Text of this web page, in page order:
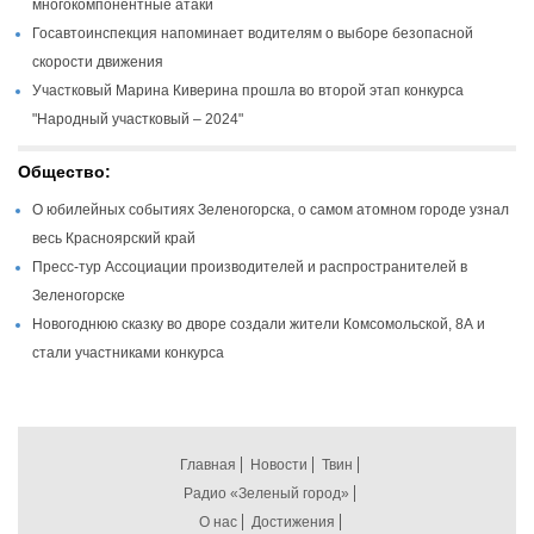
многокомпонентные атаки
Госавтоинспекция напоминает водителям о выборе безопасной
скорости движения
Участковый Марина Киверина прошла во второй этап конкурса
"Народный участковый – 2024"
Общество:
О юбилейных событиях Зеленогорска, о самом атомном городе узнал
весь Красноярский край
Пресс-тур Ассоциации производителей и распространителей в
Зеленогорске
Новогоднюю сказку во дворе создали жители Комсомольской, 8А и
стали участниками конкурса
Главная Новости
Твин
Радио «Зеленый город»
О нас
Достижения